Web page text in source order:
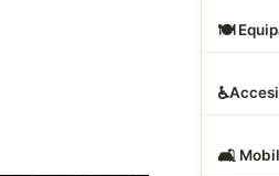
🍽
♿
🛋